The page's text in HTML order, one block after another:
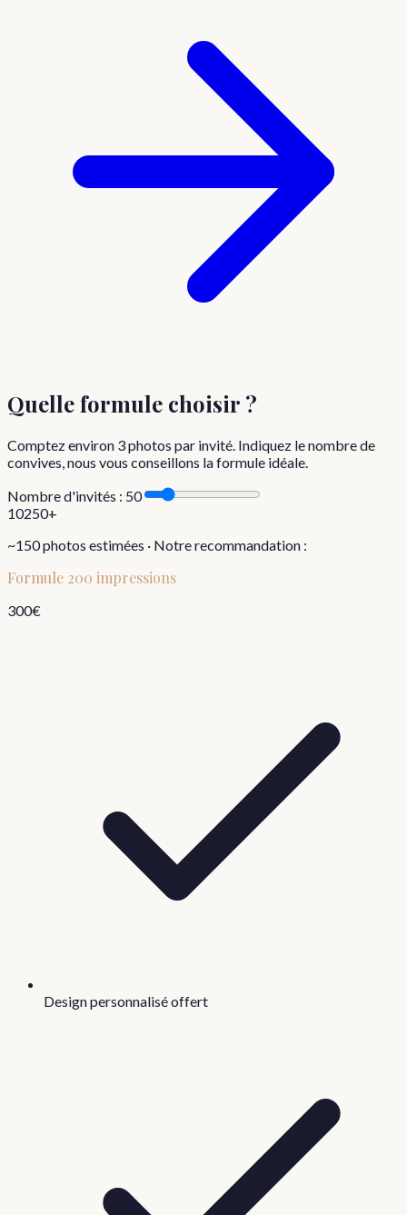
Quelle formule choisir ?
Comptez environ 3photos par invité. Indiquez le nombre de
convives, nous vous conseillons la formule idéale.
Nombre d'invités : 50
10250+
~150photos estimées · Notre recommandation :
Formule 200 impressions
300€
Design personnalisé offert